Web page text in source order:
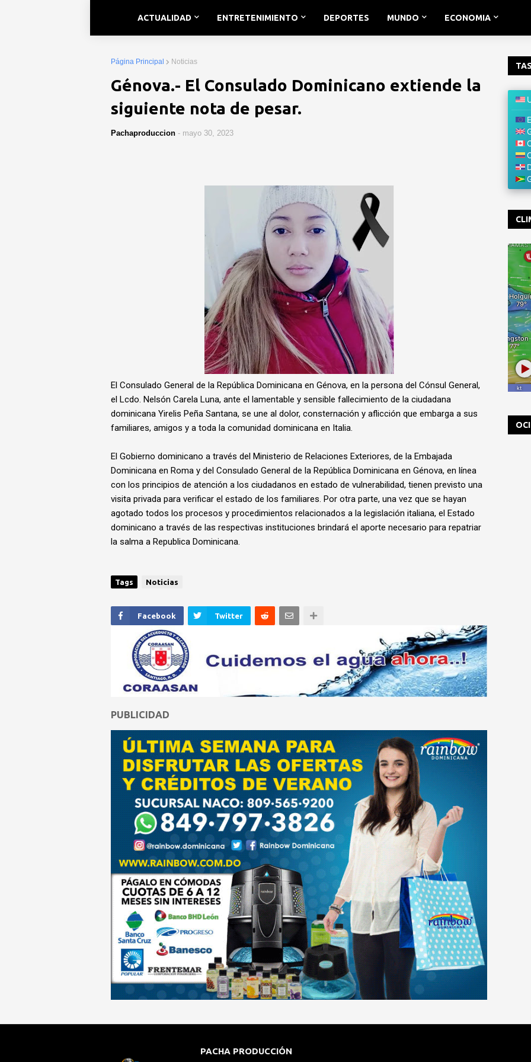
ACTUALIDAD ENTRETENIMIENTO DEPORTES MUNDO ECONOMIA
Página Principal Noticias
Génova.- El Consulado Dominicano extiende la
siguiente nota de pesar.
Pachaproduccion - mayo 30, 2023
El Consulado General de la República Dominicana en Génova, en la persona del Cónsul General,
el Lcdo. Nelsón Carela Luna, ante el lamentable y sensible fallecimiento de la ciudadana
dominicana Yirelis Peña Santana, se une al dolor, consternación y aflicción que embarga a sus
familiares, amigos y a toda la comunidad dominicana en Italia.
El Gobierno dominicano a través del Ministerio de Relaciones Exteriores, de la Embajada
Dominicana en Roma y del Consulado General de la República Dominicana en Génova, en línea
con los principios de atención a los ciudadanos en estado de vulnerabilidad, tienen previsto una
visita privada para verificar el estado de los familiares. Por otra parte, una vez que se hayan
agotado todos los procesos y procedimientos relacionados a la legislación italiana, el Estado
dominicano a través de las respectivas instituciones brindará el aporte necesario para repatriar
la salma a Republica Dominicana.
Tags Noticias
Facebook Twitter
PUBLICIDAD
PACHA PRODUCCIÓN